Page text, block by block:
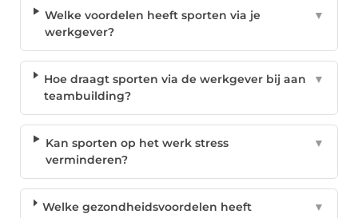
Welke voordelen heeft sporten via je
werkgever?
▼
Hoe draagt sporten via de werkgever bij aan
teambuilding?
▼
Kan sporten op het werk stress
verminderen?
▼
Welke gezondheidsvoordelen heeft
▼